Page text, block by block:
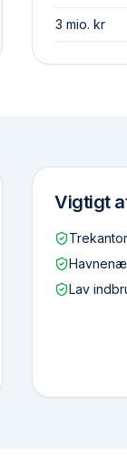
3 mio. kr
Vigtigt
Lav